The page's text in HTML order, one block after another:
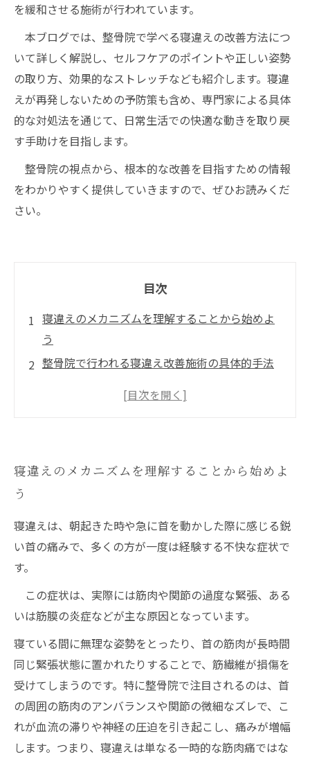
を緩和させる施術が行われています。
本ブログでは、整骨院で学べる寝違えの改善方法につ
いて詳しく解説し、セルフケアのポイントや正しい姿勢
の取り方、効果的なストレッチなども紹介します。寝違
えが再発しないための予防策も含め、専門家による具体
的な対処法を通じて、日常生活での快適な動きを取り戻
す手助けを目指します。
整骨院の視点から、根本的な改善を目指すための情報
をわかりやすく提供していきますので、ぜひお読みくだ
さい。
目次
寝違えのメカニズムを理解することから始めよ
う
整骨院で行われる寝違え改善施術の具体的手法
自宅でできるセルフケアとストレッチの重要性
寝違えのメカニズムを理解することから始めよ
う
寝違えは、朝起きた時や急に首を動かした際に感じる鋭
い首の痛みで、多くの方が一度は経験する不快な症状で
す。
この症状は、実際には筋肉や関節の過度な緊張、ある
いは筋膜の炎症などが主な原因となっています。
寝ている間に無理な姿勢をとったり、首の筋肉が長時間
同じ緊張状態に置かれたりすることで、筋繊維が損傷を
受けてしまうのです。特に整骨院で注目されるのは、首
の周囲の筋肉のアンバランスや関節の微細なズレで、こ
れが血流の滞りや神経の圧迫を引き起こし、痛みが増幅
します。つまり、寝違えは単なる一時的な筋肉痛ではな